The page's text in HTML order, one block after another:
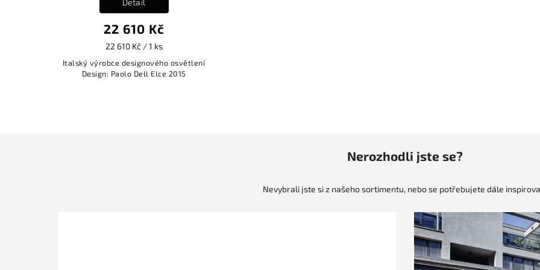
22 610 Kč
22 610 Kč / 1 ks
Detail
Italský výrobce designového osvětlení
Design: Paolo Dell Elce 2015
Nerozhodli jste se?
Nevybrali jste si z našeho sortimentu, nebo se potřebujete dále